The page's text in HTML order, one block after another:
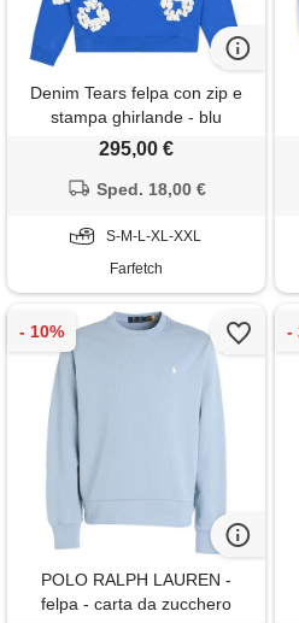
Denim Tears felpa con zip e
stampa ghirlande - blu
295,00 €
Sped. 18,00 €
S-M-L-XL-XXL
Farfetch
POLO RALPH LAUREN -
felpa - carta da zucchero